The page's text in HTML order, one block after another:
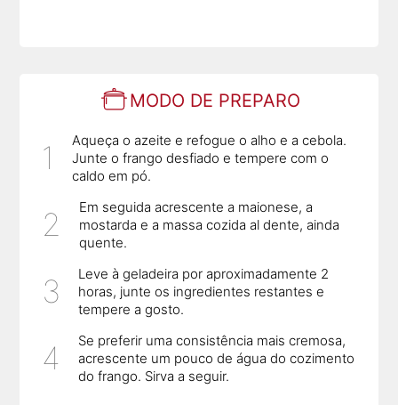
MODO DE PREPARO
Aqueça o azeite e refogue o alho e a cebola.
Junte o frango desfiado e tempere com o
caldo em pó.
Em seguida acrescente a maionese, a
mostarda e a massa cozida al dente, ainda
quente.
Leve à geladeira por aproximadamente 2
horas, junte os ingredientes restantes e
tempere a gosto.
Se preferir uma consistência mais cremosa,
acrescente um pouco de água do cozimento
do frango. Sirva a seguir.